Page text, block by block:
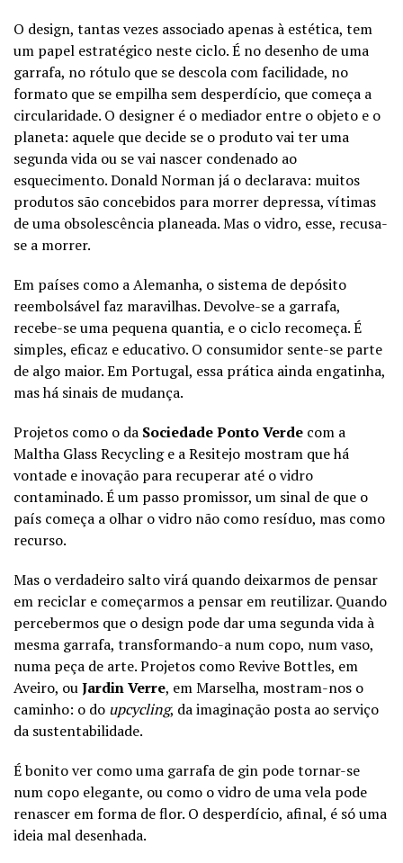
O design, tantas vezes associado apenas à estética, tem
um papel estratégico neste ciclo. É no desenho de uma
garrafa, no rótulo que se descola com facilidade, no
formato que se empilha sem desperdício, que começa a
circularidade. O designer é o mediador entre o objeto e o
planeta: aquele que decide se o produto vai ter uma
segunda vida ou se vai nascer condenado ao
esquecimento. Donald Norman já o declarava: muitos
produtos são concebidos para morrer depressa, vítimas
de uma obsolescência planeada. Mas o vidro, esse, recusa-
se a morrer.
Em países como a Alemanha, o sistema de depósito
reembolsável faz maravilhas. Devolve-se a garrafa,
recebe-se uma pequena quantia, e o ciclo recomeça. É
simples, eficaz e educativo. O consumidor sente-se parte
de algo maior. Em Portugal, essa prática ainda engatinha,
mas há sinais de mudança.
Projetos como o da Sociedade Ponto Verde com a
Maltha Glass Recycling e a Resitejo mostram que há
vontade e inovação para recuperar até o vidro
contaminado. É um passo promissor, um sinal de que o
país começa a olhar o vidro não como resíduo, mas como
recurso.
Mas o verdadeiro salto virá quando deixarmos de pensar
em reciclar e começarmos a pensar em reutilizar. Quando
percebermos que o design pode dar uma segunda vida à
mesma garrafa, transformando-a num copo, num vaso,
numa peça de arte. Projetos como Revive Bottles, em
Aveiro, ouJardin Verre, em Marselha, mostram-nos o
caminho: o do upcycling, da imaginação posta ao serviço
da sustentabilidade.
É bonito ver como uma garrafa de gin pode tornar-se
num copo elegante, ou como o vidro de uma vela pode
renascer em forma de flor. O desperdício, afinal, é só uma
ideia mal desenhada.